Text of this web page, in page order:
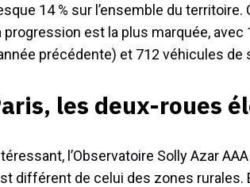
14 % sur l’ensemble du
progression est la plus marquée,
précédente) et 712 véhicules
les deux-roues
l’Observatoire Solly Azar
différent de celui des zones rurales.